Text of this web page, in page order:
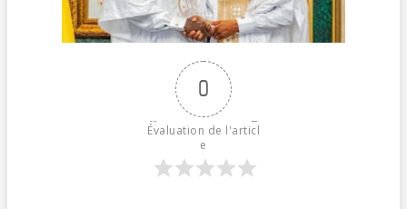
0
Évaluation de l'articl
e